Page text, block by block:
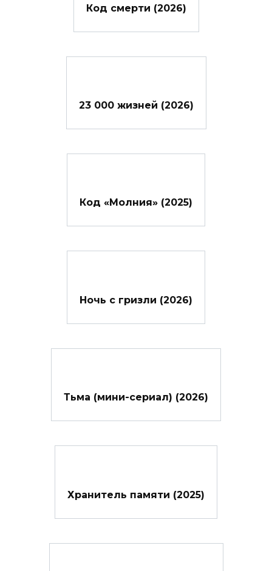
Код смерти (2026)
23 000 жизней (2026)
Код «Молния» (2025)
Ночь с гризли (2026)
Тьма (мини-сериал) (2026)
Хранитель памяти (2025)